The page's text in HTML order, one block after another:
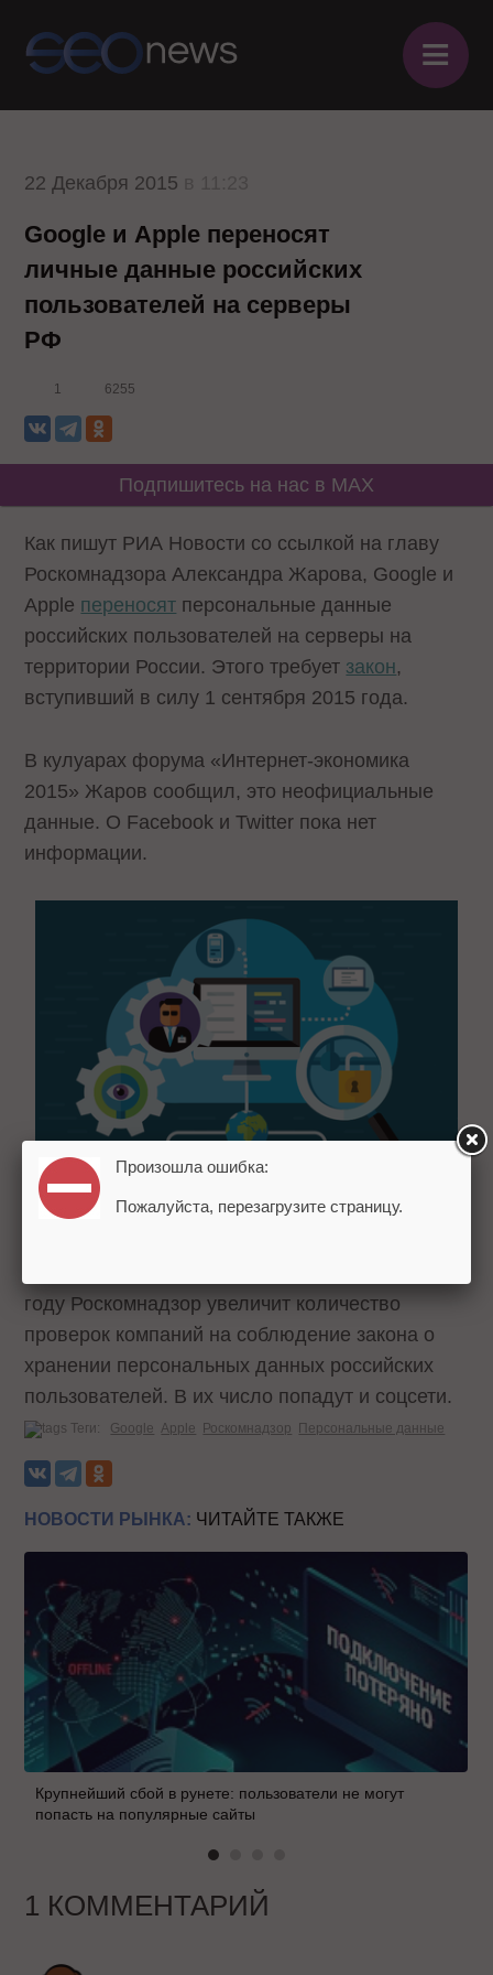
≡
22 Декабря 2015
Google и Apple переносят
личные данные российских
пользователей на серверы
РФ
1 6255
Подпишитесь на нас в MAX
Как пишут РИА Новости со ссылкой на главу
Роскомнадзора Александра Жарова, Google и
Apple переносят персональные данные
российских пользователей на серверы на
территории России. Этого требует закон,
вступивший в силу 1 сентября 2015 года.
В кулуарах форума «Интернет-экономика
2015» Жаров сообщил, это неофициальные
данные. О Facebook и Twitter пока нет
информации.
году Роскомнадзор увеличит количество
проверок компаний на соблюдение закона о
хранении персональных данных российских
пользователей. В их число попадут и соцсети.
Теги: Google Apple Роскомнадзор Персональные данные
НОВОСТИ РЫНКА: ЧИТАЙТЕ ТАКЖЕ
Крупнейший сбой в рунете: пользователи не могут
попасть на популярные сайты
1 КОММЕНТАРИЙ
Произошла ошибка:
Пожалуйста, перезагрузите страницу.